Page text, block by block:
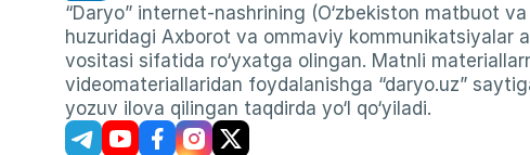
“Daryo” internet-nashrining (O‘zbekiston matbuot
huzuridagi Axborot va ommaviy kommunikatsiyalar
vositasi sifatida ro‘yxatga olingan. Matnli
videomateriallaridan foydalanishga “daryo.uz”
yozuv ilova qilingan taqdirda yo‘l qo‘yiladi.